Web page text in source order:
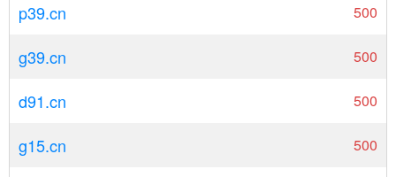
p39.cn 500
g39.cn 500
d91.cn 500
g15.cn 500